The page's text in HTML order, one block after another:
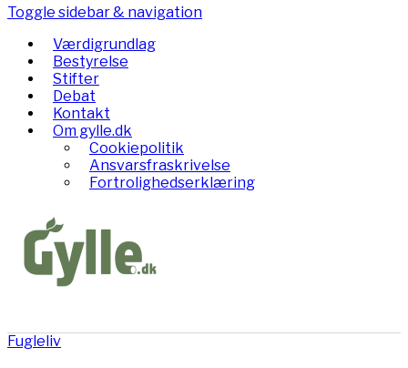
Toggle sidebar & navigation
Værdigrundlag
Bestyrelse
Stifter
Debat
Kontakt
Om gylle.dk
Cookiepolitik
Ansvarsfraskrivelse
Fortrolighedserklæring
Fugleliv